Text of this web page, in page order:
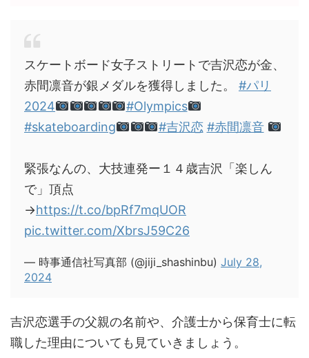
スケートボード女子ストリートで吉沢恋が金、
赤間凛音が銀メダルを獲得しました。 #パリ
2024
#Olympics
#skateboarding
#吉沢恋 #赤間凛音
緊張なんの、大技連発ー１４歳吉沢「楽しん
で」頂点
→https://t.co/bpRf7mqUOR
pic.twitter.com/XbrsJ59C26
— 時事通信社写真部 (@jiji_shashinbu) July 28,
2024
吉沢恋選手の父親の名前や、介護士から保育士に転
職した理由についても見ていきましょう。